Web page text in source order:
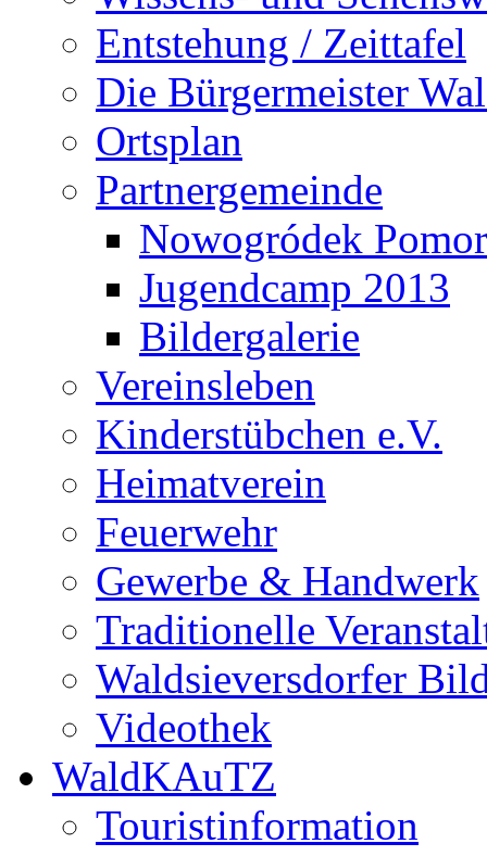
Entstehung / Zeittafel
Die Bürgermeister
Ortsplan
Partnergemeinde
Nowogródek
Jugendcamp 2013
Bildergalerie
Vereinsleben
Kinderstübchen e.V.
Heimatverein
Feuerwehr
Gewerbe & Handwerk
Traditionelle
Waldsieversdorfer
Videothek
WaldKAuTZ
Touristinformation